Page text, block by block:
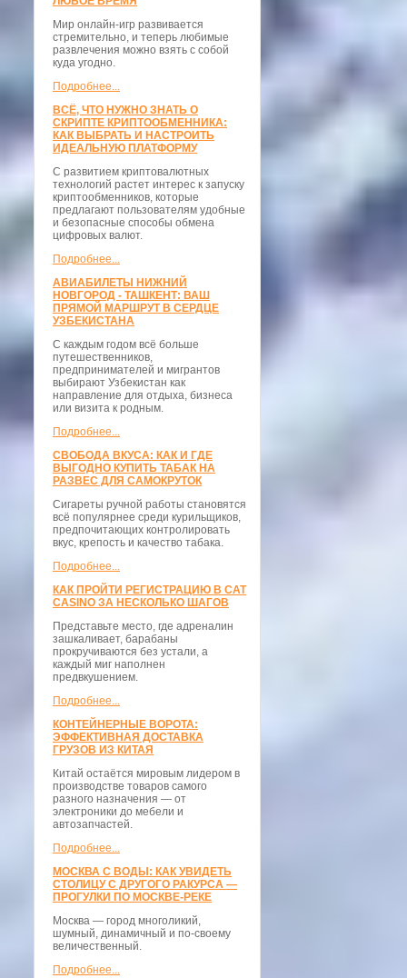
Мир онлайн-игр развивается
стремительно, и теперь любимые
развлечения можно взять с собой
куда угодно.
Подробнее...
ВСЁ, ЧТО НУЖНО ЗНАТЬ О
СКРИПТЕ КРИПТООБМЕННИКА:
КАК ВЫБРАТЬ И НАСТРОИТЬ
ИДЕАЛЬНУЮ ПЛАТФОРМУ
С развитием криптовалютных
технологий растет интерес к запуску
криптообменников, которые
предлагают пользователям удобные
и безопасные способы обмена
цифровых валют.
Подробнее...
АВИАБИЛЕТЫ НИЖНИЙ
НОВГОРОД - ТАШКЕНТ: ВАШ
ПРЯМОЙ МАРШРУТ В СЕРДЦЕ
УЗБЕКИСТАНА
С каждым годом всё больше
путешественников,
предпринимателей и мигрантов
выбирают Узбекистан как
направление для отдыха, бизнеса
или визита к родным.
Подробнее...
СВОБОДА ВКУСА: КАК И ГДЕ
ВЫГОДНО КУПИТЬ ТАБАК НА
РАЗВЕС ДЛЯ САМОКРУТОК
Сигареты ручной работы становятся
всё популярнее среди курильщиков,
предпочитающих контролировать
вкус, крепость и качество табака.
Подробнее...
КАК ПРОЙТИ РЕГИСТРАЦИЮ В CAT
CASINO ЗА НЕСКОЛЬКО ШАГОВ
Представьте место, где адреналин
зашкаливает, барабаны
прокручиваются без устали, а
каждый миг наполнен
предвкушением.
Подробнее...
КОНТЕЙНЕРНЫЕ ВОРОТА:
ЭФФЕКТИВНАЯ ДОСТАВКА
ГРУЗОВ ИЗ КИТАЯ
Китай остаётся мировым лидером в
производстве товаров самого
разного назначения — от
электроники до мебели и
автозапчастей.
Подробнее...
МОСКВА С ВОДЫ: КАК УВИДЕТЬ
СТОЛИЦУ С ДРУГОГО РАКУРСА —
ПРОГУЛКИ ПО МОСКВЕ-РЕКЕ
Москва — город многоликий,
шумный, динамичный и по-своему
величественный.
Подробнее...